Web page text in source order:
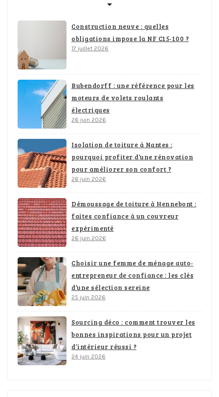
Construction neuve : quelles
obligations impose la NF C15-100 ?
17 juillet 2026
Bubendorff : une référence pour les
moteurs de volets roulants
électriques
26 juin 2026
Isolation de toiture à Nantes :
pourquoi profiter d’une rénovation
pour améliorer son confort ?
26 juin 2026
Démoussage de toiture à Hennebont :
faites confiance à un couvreur
expérimenté
26 juin 2026
Choisir une femme de ménage auto-
entrepreneur de confiance : les clés
d’une sélection sereine
25 juin 2026
Sourcing déco : comment trouver les
bonnes inspirations pour un projet
d’intérieur réussi ?
24 juin 2026